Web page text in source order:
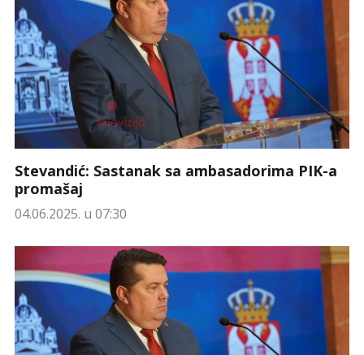
Stevandić: Sastanak sa ambasadorima PIK-a
promašaj
04.06.2025. u 07:30